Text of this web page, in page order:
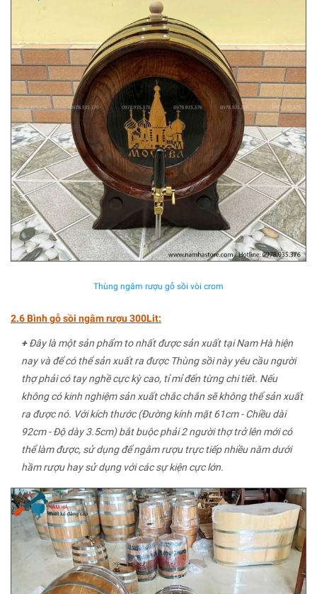
Thùng ngâm rượu gỗ sồi vòi crom
2.6 Bình gỗ sồi ngâm rượu 300Lit:
+Đây là một sản phẩm to nhất được sản xuất tại Nam Hà hiện
nay và để có thể sản xuất ra được Thùng sồi này yêu cầu người
thợ phải có tay nghề cực kỳ cao, tỉ mỉ đến từng chi tiết. Nếu
không có kinh nghiệm sản xuất chắc chắn sẽ không thể sản xuất
ra được nó. Với kích thước (Đường kính mặt 61cm - Chiều dài
92cm - Độ dày 3.5cm) bắt buộc phải 2 người thợ trở lên mới có
thể làm được, sử dụng để ngâm rượu trực tiếp nhiều năm dưới
hầm rượu hay sử dụng với các sự kiện cực lớn.